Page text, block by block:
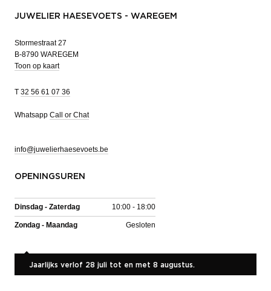
JUWELIER HAESEVOETS - WAREGEM
Stormestraat 27
B-8790 WAREGEM
Toon op kaart
T 32 56 61 07 36
Whatsapp Call or Chat
info@juwelierhaesevoets.be
OPENINGSUREN
Dinsdag - Zaterdag 10:00 - 18:00
Zondag - Maandag Gesloten
Jaarlijks verlof 28 juli tot en met 8 augustus.